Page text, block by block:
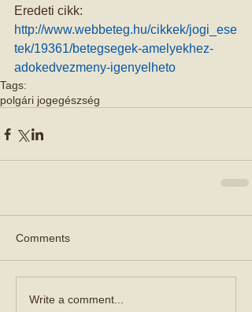
Eredeti cikk:
http://www.webbeteg.hu/cikkek/jogi_ese
tek/19361/betegsegek-amelyekhez-
adokedvezmeny-igenyelheto
Tags:
polgári jogegészség
Comments
Write a comment...